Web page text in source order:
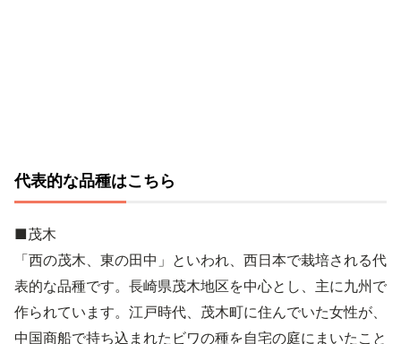
代表的な品種はこちら
■茂木
「西の茂木、東の田中」といわれ、西日本で栽培される代
表的な品種です。長崎県茂木地区を中心とし、主に九州で
作られています。江戸時代、茂木町に住んでいた女性が、
中国商船で持ち込まれたビワの種を自宅の庭にまいたこと